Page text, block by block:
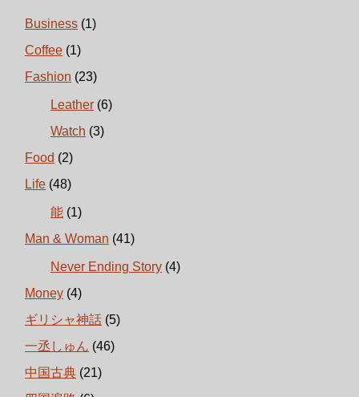
Business (1)
Coffee (1)
Fashion (23)
Leather (6)
Watch (3)
Food (2)
Life (48)
能 (1)
Man & Woman (41)
Never Ending Story (4)
Money (4)
ギリシャ神話 (5)
一丞しゅん (46)
中国古典 (21)